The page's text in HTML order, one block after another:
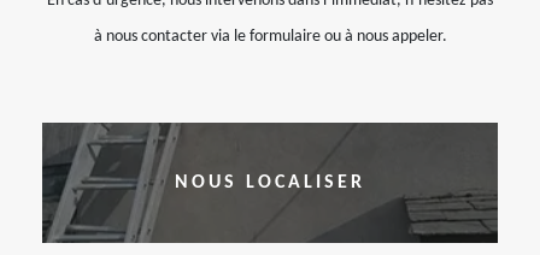
à nous contacter via le formulaire ou à nous appeler.
NOUS LOCALISER